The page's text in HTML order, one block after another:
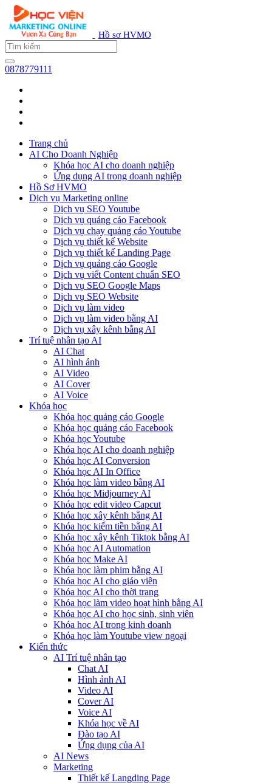
Hồ sơ HVMO
0878779111
Trang chủ
AI Cho Doanh Nghiệp
Khóa học AI cho doanh nghiệp
Ứng dụng AI trong doanh nghiệp
Hồ Sơ HVMO
Dịch vụ Marketing online
Dịch vụ SEO Youtube
Dịch vụ quảng cáo Facebook
Dịch vụ chạy quảng cáo Youtube
Dịch vụ thiết kế Website
Dịch vụ thiết kế Landing Page
Dịch vụ quảng cáo Google
Dịch vụ viết Content chuẩn SEO
Dịch vụ SEO Google Maps
Dịch vụ SEO Website
Dịch vụ làm video
Dịch vụ làm video bằng AI
Dịch vụ xây kênh bằng AI
Trí tuệ nhân tạo AI
AI Chat
AI hình ảnh
AI Video
AI Cover
AI Voice
Khóa học
Khóa học quảng cáo Google
Khóa học quảng cáo Facebook
Khóa học Youtube
Khóa học AI cho doanh nghiệp
Khóa học AI Conversion
Khóa học AI In Office
Khóa học làm video bằng AI
Khóa học Midjourney AI
Khóa học edit video Capcut
Khóa học xây kênh bằng AI
Khóa học kiếm tiền bằng AI
Khóa học xây kênh Tiktok bằng AI
Khóa học AI Automation
Khóa học Make AI
Khóa học làm phim bằng AI
Khóa học AI cho giáo viên
Khóa học AI cho thời trang
Khóa học làm video hoạt hình bằng AI
Khóa học AI cho học sinh, sinh viên
Khóa hoc AI trong kinh doanh
Khóa học làm Youtube view ngoại
Kiến thức
AI Trí tuệ nhân tạo
Chat AI
Hình ảnh AI
Video AI
Cover AI
Voice AI
Khóa học về AI
Đào tạo AI
Ứng dụng của AI
AI News
Marketing
Thiết kế Langding Page